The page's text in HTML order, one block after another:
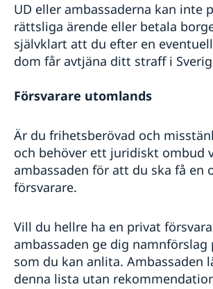
UD eller ambassaderna kan inte
rättsliga ärende eller betala
självklart att du efter en
dom får avtjäna ditt straff i
Försvarare utomlands
Är du frihetsberövad och
och behöver ett juridiskt ombud
ambassaden för att du ska få en
försvarare.
Vill du hellre ha en privat
ambassaden ge dig namnförslag
som du kan anlita. Ambassaden
denna lista utan